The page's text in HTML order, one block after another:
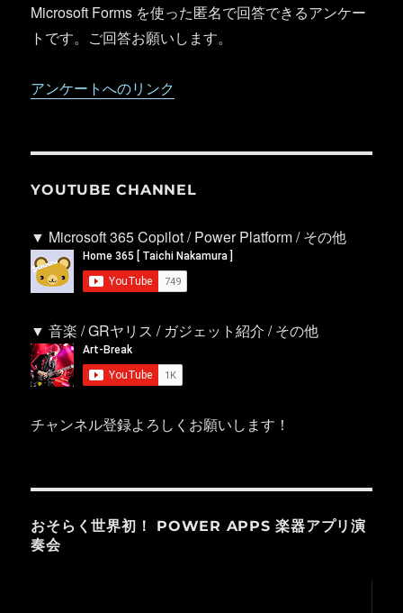
Microsoft Forms を使った匿名で回答できるアンケー
トです。ご回答お願いします。
アンケートへのリンク
YOUTUBE CHANNEL
▼ Microsoft 365 Copilot / Power Platform / その他
▼ 音楽 / GRヤリス / ガジェット紹介 / その他
チャンネル登録よろしくお願いします！
おそらく世界初！ POWER APPS 楽器アプリ演
奏会